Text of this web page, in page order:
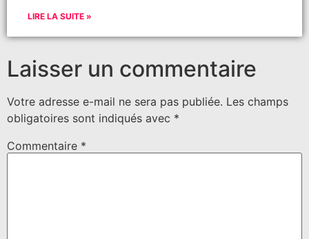
LIRE LA SUITE »
Laisser un commentaire
Votre adresse e-mail ne sera pas publiée. Les champs
obligatoires sont indiqués avec *
Commentaire *